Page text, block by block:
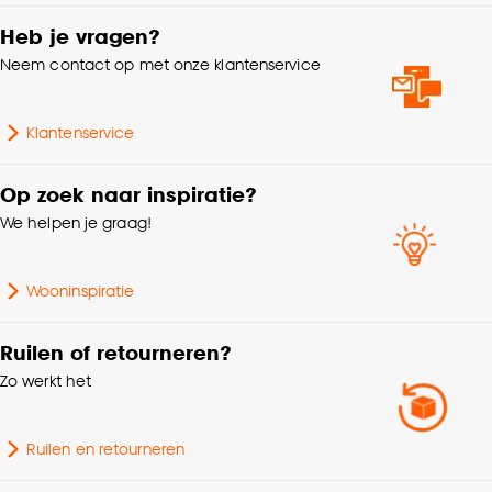
kan aanpassen, bekijk hiervoor onze
cookieverklaring.
Heb je vragen?
Neem contact op met onze klantenservice
Klantenservice
Op zoek naar inspiratie?
We helpen je graag!
Wooninspiratie
Ruilen of retourneren?
Zo werkt het
Ruilen en retourneren